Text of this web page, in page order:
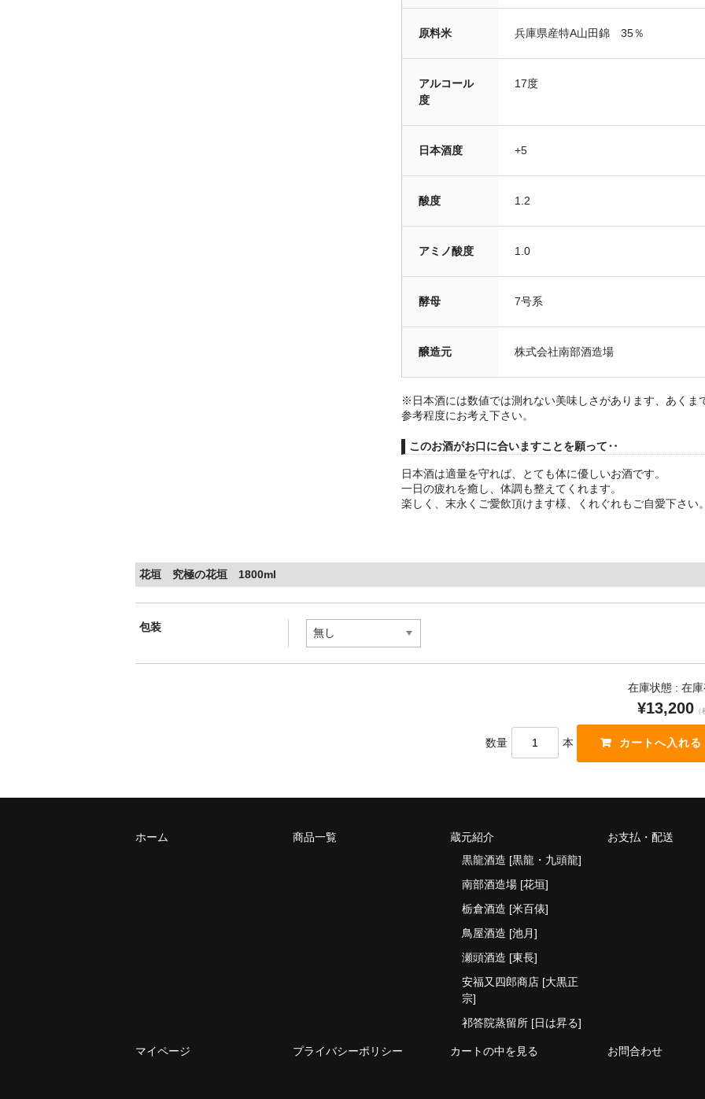
原料米 兵庫県産特A山田錦 35％
アルコール
度
17度
日本酒度 +5
酸度 1.2
アミノ酸度 1.0
酵母 7号系
醸造元 株式会社南部酒造場
※日本酒には数値では測れない美味しさがあります、あくま
参考程度にお考え下さい。
このお酒がお口に合いますことを願って‥
日本酒は適量を守れば、とても体に優しいお酒です。
一日の疲れを癒し、体調も整えてくれます。
楽しく、末永くご愛飲頂けます様、くれぐれもご自愛下さい
花垣 究極の花垣 1800ml
包装
在庫状態 : 在
¥13,200
数量 本
ホーム 商品一覧
蔵元紹介
黒龍酒造 [黒龍・九頭龍]
南部酒造場 [花垣]
栃倉酒造 [米百俵]
鳥屋酒造 [池月]
瀬頭酒造 [東長]
安福又四郎商店 [大黒正
宗]
祁答院蒸留所 [日は昇る]
お支払・配送
マイページ プライバシーポリシー カートの中を見る お問合わせ